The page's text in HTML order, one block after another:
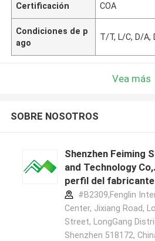
Certificación COA
Condiciones de p
ago
T/T, L/C, D/A,
Vea más
SOBRE NOSOTROS
Shenzhen Feiming
and Technology
perfil del fabricante
#B2309,Fenglin
Center, Jixiang Road,
Street, LongGang
Shenzhen 518172,